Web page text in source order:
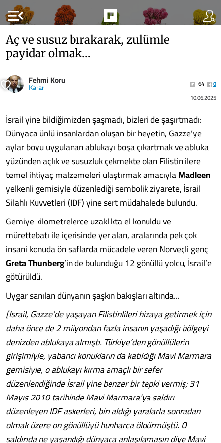
menu_open
Aç ve susuz bırakarak, zulümle
payidar olmak…
Fehmi Koru
Karar 64
0
10.06.2025
İsrail yine bildiğimizden şaşmadı, bizleri de şaşırtmadı:
Dünyaca ünlü insanlardan oluşan bir heyetin, Gazze’ye
aylar boyu uygulanan ablukayı boşa çıkartmak ve abluka
yüzünden açlık ve susuzluk çekmekte olan Filistinlilere
temel ihtiyaç malzemeleri ulaştırmak amacıylaMadleen
yelkenli gemisiyle düzenlediği sembolik ziyarete, İsrail
Silahlı Kuvvetleri (IDF) yine sert müdahalede bulundu.
Gemiye kilometrelerce uzaklıkta el konuldu ve
mürettebatı ile içerisinde yer alan, aralarında pek çok
insani konuda ön saflarda mücadele veren Norveçli genç
Greta Thunberg’in de bulunduğu 12 gönüllü yolcu, İsrail’e
götürüldü.
Uygar sanılan dünyanın şaşkın bakışları altında...
[İsrail, Gazze’de yaşayan Filistinlileri hizaya getirmek için
daha önce de 2 milyondan fazla insanın yaşadığı bölgeyi
denizden ablukaya almıştı. Türkiye’den gönüllülerin
girişimiyle, yabancı konukların da katıldığı Mavi Marmara
gemisiyle, o ablukayı kırma amaçlı bir sefer
düzenlendiğinde İsrail yine benzer bir tepki vermiş; 31
Mayıs 2010 tarihinde Mavi Marmara’ya saldırı
düzenleyen IDF askerleri, biri aldığı yaralarla sonradan
olmak üzere on gönüllüyü hunharca öldürmüştü. O
saldırıda ne yaşandığı dünyaca anlaşılamasın diye Mavi